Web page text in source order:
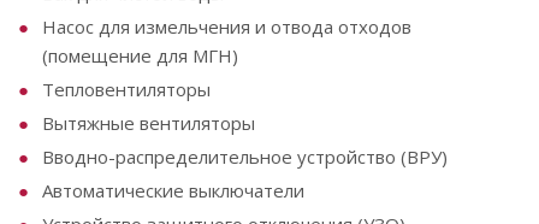
Насос для измельчения и отвода отходов
(помещение для МГН)
Тепловентиляторы
Вытяжные вентиляторы
Вводно-распределительное устройство (ВРУ)
Автоматические выключатели